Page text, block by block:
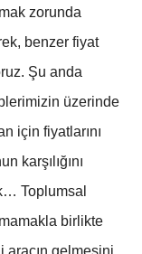
zorunda
benzer fiyat
Şu anda
üzerinde
için fiyatlarını
karşılığını
Toplumsal
birlikte
aracın gelmesini